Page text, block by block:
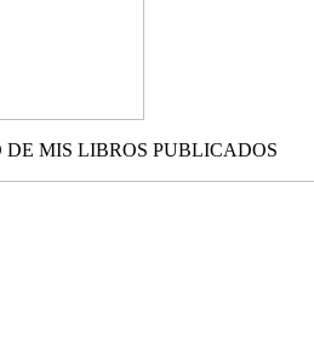
MIS LIBROS PUBLICADOS